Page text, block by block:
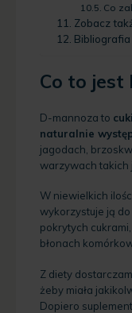
Co
Zobacz
Bibliografia
Co to jest
D-mannoza to
naturalnie
jagodach,
warzywach takich
W niewielkich
wykorzystuje ją
pokrytych
błonach
Z diety
żeby miała
Dopiero